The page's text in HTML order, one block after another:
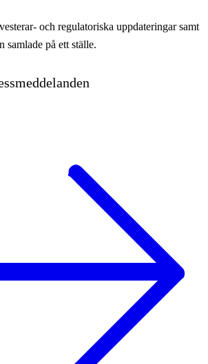
och regulatoriska uppdateringar samt
samlade på ett ställe.